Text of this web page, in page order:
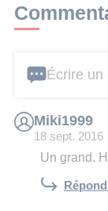
Écrire un
Miki1999
18 sept. 2016
Un grand.